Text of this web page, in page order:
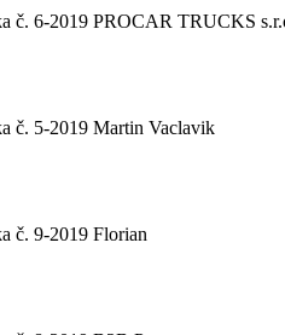
č. 6-2019 PROCAR TRUCKS
č. 5-2019 Martin Vaclavik
č. 9-2019 Florian